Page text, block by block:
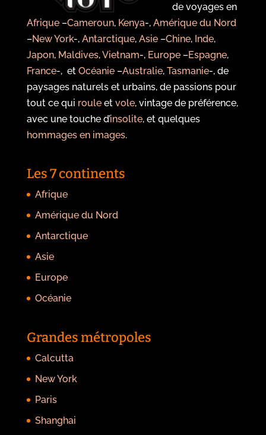
de voyages en
Afrique–Cameroun, Kenya-, Amérique du Nord
–New York-, Antarctique, Asie–Chine, Inde,
Japon, Maldives,Vietnam-, Europe–Espagne,
France-, et Océanie–Australie, Tasmanie-, de
paysages naturels et urbains, de passions pour
tout ce qui rouleet vole, vintage de préférence,
avec une touche d’insolite, et quelques
hommages en images.
Les 7 continents
Afrique
Amérique du Nord
Antarctique
Asie
Europe
Océanie
Grandes métropoles
Calcutta
New York
Paris
Shanghai